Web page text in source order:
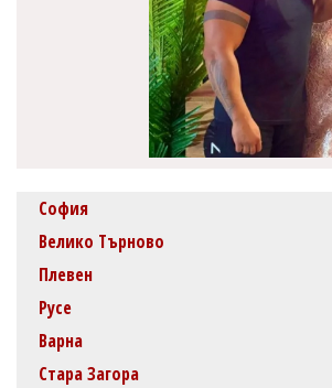
София
Велико Търново
Плевен
Русе
Варна
Стара Загора